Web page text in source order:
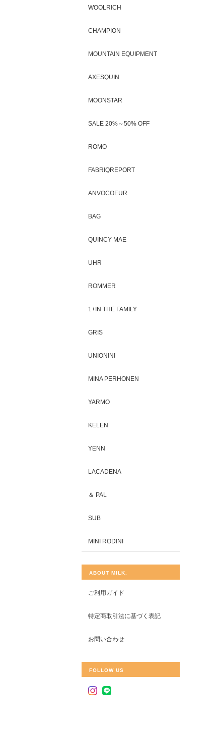
WOOLRICH
CHAMPION
MOUNTAIN EQUIPMENT
AXESQUIN
MOONSTAR
SALE 20%～50% OFF
ROMO
FABRIQREPORT
ANVOCOEUR
BAG
QUINCY MAE
UHR
ROMMER
1+IN THE FAMILY
GRIS
UNIONINI
MINA PERHONEN
YARMO
KELEN
YENN
LACADENA
＆ PAL
SUB
MINI RODINI
ABOUT MILK.
ご利用ガイド
特定商取引法に基づく表記
お問い合わせ
FOLLOW US